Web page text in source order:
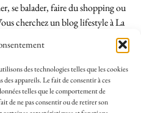
des technologies telles que les cookies
appareils. Le fait de consentir à ces
telles que le comportement de
de ne pas consentir ou de retirer son
se balader, faire du shopping ou
cherchez un blog lifestyle à La
êtes au bon endroit. Que vous
notre belle ville, j’espère que mes
La Rochelle comme un·e vrai·e
!